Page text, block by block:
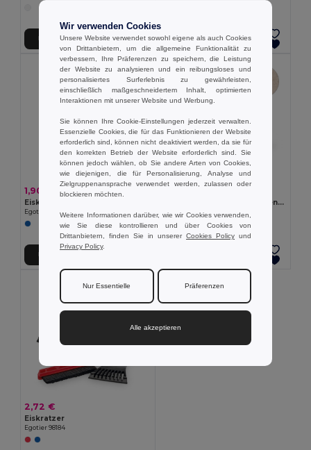
In den Warenkorb In den Warenkorb
1,90 €
Eiskratzer mit Handschuh
Egotier 98122
In den Warenkorb
Eiskratzer aus PP und Weizenstroh
Egotier 98133
2,72 €
Eiskratzer
Egotier 98184
Wir verwenden Cookies
Unsere Website verwendet sowohl eigene als auch Cookies
von Drittanbietern, um die allgemeine Funktionalität zu
verbessern, Ihre Präferenzen zu speichern, die Leistung
der Website zu analysieren und ein reibungsloses und
personalisiertes Surferlebnis zu gewährleisten,
einschließlich maßgeschneidertem Inhalt, optimierten
Interaktionen mit unserer Website und Werbung.
Sie können Ihre Cookie-Einstellungen jederzeit verwalten.
Essenzielle Cookies, die für das Funktionieren der Website
erforderlich sind, können nicht deaktiviert werden, da sie für
den korrekten Betrieb der Website erforderlich sind. Sie
können jedoch wählen, ob Sie andere Arten von Cookies,
wie diejenigen, die für Personalisierung, Analyse und
Zielgruppenansprache verwendet werden, zulassen oder
blockieren möchten.
Weitere Informationen darüber, wie wir Cookies verwenden,
wie Sie diese kontrollieren und über Cookies von
Drittanbietern, finden Sie in unserer Cookies Policy und
Privacy Policy.
Nur Essentielle Präferenzen
Alle akzeptieren